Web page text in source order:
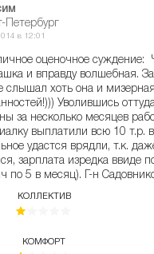
Петербург
в 12:01
оценочное суждение:
и вправду волшебная.
слышал хоть она и
Уволившись
за несколько месяцев
выплатили всю 10 т.р.
удастся врядли, т.к.
зарплата изредка ввиде
по 5 в месяц). Г-н
заворачивается. А чтобы оно
всего то надо на него
Просрочки по 2-3 месяца -
КОЛЛЕКТИВ
КОМФОРТ